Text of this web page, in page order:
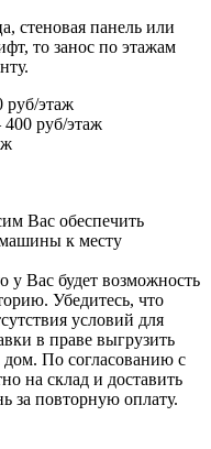
стеновая панель или
то занос по этажам
руб/этаж
руб/этаж
Вас обеспечить
к месту
у Вас будет возможность
Убедитесь, что
условий для
в праве выгрузить
дом. По согласованию с
на склад и доставить
за повторную оплату.